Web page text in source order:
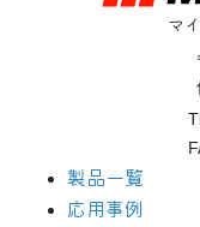
マ
製品一覧
応用事例